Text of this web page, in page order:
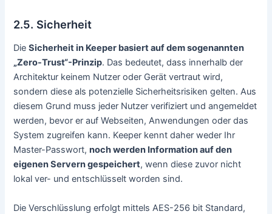
2.5. Sicherheit
DieSicherheit in Keeper basiert auf dem sogenannten
„Zero-Trust“-Prinzip. Das bedeutet, dass innerhalb der
Architektur keinem Nutzer oder Gerät vertraut wird,
sondern diese als potenzielle Sicherheitsrisiken gelten. Aus
diesem Grund muss jeder Nutzer verifiziert und angemeldet
werden, bevor er auf Webseiten, Anwendungen oder das
System zugreifen kann. Keeper kennt daher weder Ihr
Master-Passwort,noch werden Information auf den
eigenen Servern gespeichert, wenn diese zuvor nicht
lokal ver- und entschlüsselt worden sind.
Die Verschlüsslung erfolgt mittels AES-256 bit Standard,